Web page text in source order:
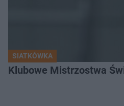
SIATKÓWKA
Klubowe Mistrzostwa